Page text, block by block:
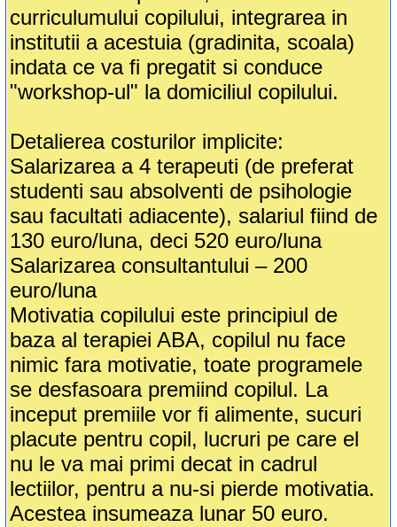
curriculumului copilului, integrarea in
institutii a acestuia (gradinita, scoala)
indata ce va fi pregatit si conduce
"workshop-ul" la domiciliul copilului.
Detalierea costurilor implicite:
Salarizarea a 4 terapeuti (de preferat
studenti sau absolventi de psihologie
sau facultati adiacente), salariul fiind de
130 euro/luna, deci 520 euro/luna
Salarizarea consultantului – 200
euro/luna
Motivatia copilului este principiul de
baza al terapiei ABA, copilul nu face
nimic fara motivatie, toate programele
se desfasoara premiind copilul. La
inceput premiile vor fi alimente, sucuri
placute pentru copil, lucruri pe care el
nu le va mai primi decat in cadrul
lectiilor, pentru a nu-si pierde motivatia.
Acestea insumeaza lunar 50 euro.